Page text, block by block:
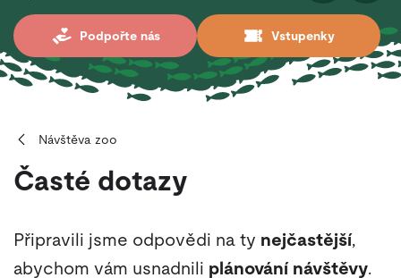
Podpořte nás Vstupenky
Otevřít
Návštěva zoo
Časté dotazy
Připravili jsme odpovědi na ty nejčastější,
abychom vám usnadnili plánování návštěvy.